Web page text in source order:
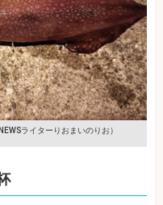
ライターりおまいのりお）